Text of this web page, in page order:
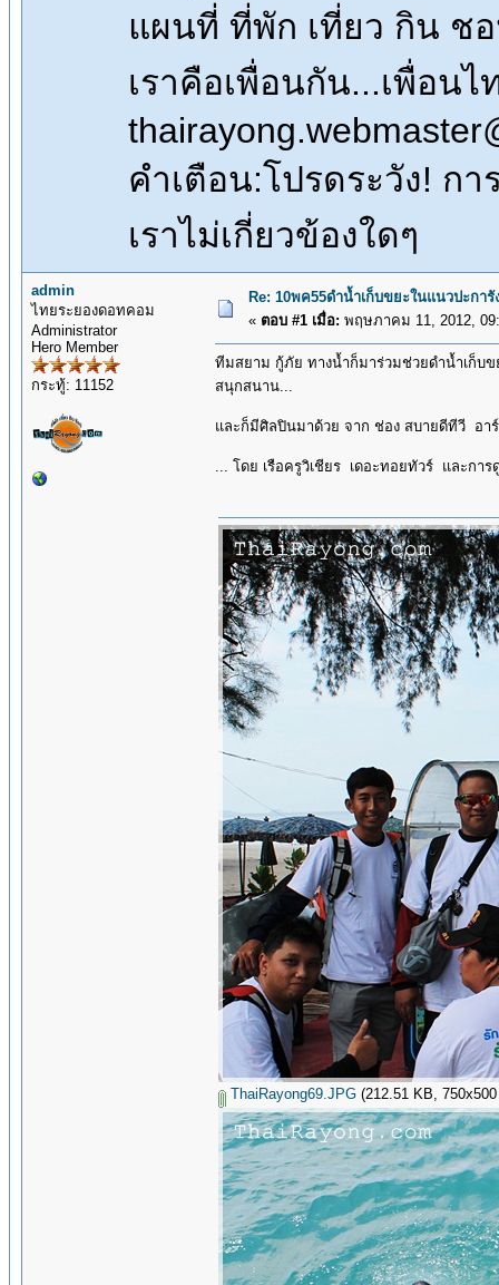
แผนที่ ที่พัก เที่ยว กิน ช
เราคือเพื่อนกัน...เพื่อน
คำเตือน:โปรดระวัง! ก
เราไม่เกี่ยวข้องใดๆ
admin
ไทยระยองดอทคอม
Administrator
Hero Member
กระทู้: 11152
Re: 10พค55ดำน้ำเก็บขยะในแนวปะกา
« ตอบ #1 เมื่อ: พฤษภาคม 11, 2012,
ทีมสยาม กู้ภัย ทางน้ำก็มาร่วมช่วยดำน้ำเก็บ
สนุกสนาน...
และก็มีศิลปินมาด้วย จาก ช่อง สบายดีทีวี อา
... โดย เรือครูวิเชียร เดอะทอยทัวร์ และก
ThaiRayong69.JPG (212.51 KB,